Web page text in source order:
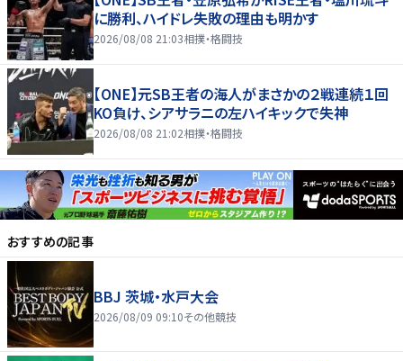
に勝利、ハイドレ失敗の理由も明かす
2026/08/08 21:03相撲・格闘技
【ONE】元SB王者の海人がまさかの２戦連続１回
KO負け、シアサラニの左ハイキックで失神
2026/08/08 21:02相撲・格闘技
おすすめの記事
BBJ 茨城・水戸大会
2026/08/09 09:10その他競技